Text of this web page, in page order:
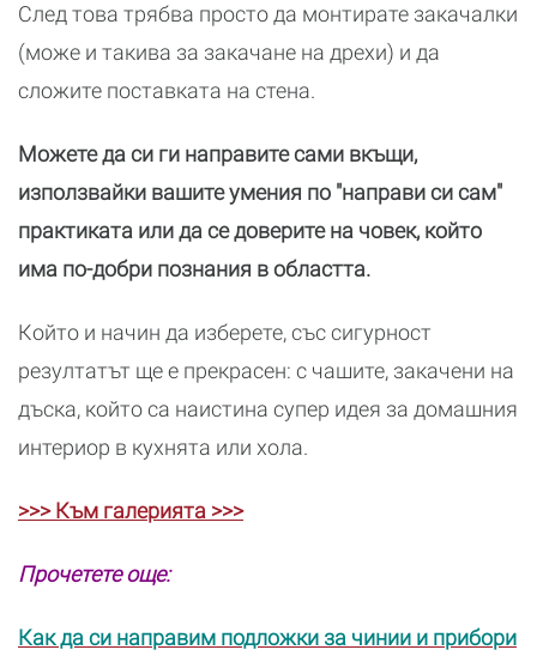
След това трябва просто да монтирате закачалки
(може и такива за закачане на дрехи) и да
сложите поставката на стена.
Можете да си ги направите сами вкъщи,
използвайки вашите умения по "направи си сам"
практиката или да се доверите на човек, който
има по-добри познания в областта.
Който и начин да изберете, със сигурност
резултатът ще е прекрасен: с чашите, закачени на
дъска, който са наистина супер идея за домашния
интериор в кухнята или хола.
>>> Към галерията >>>
Прочетете още:
Как да си направим подложки за чинии и прибори